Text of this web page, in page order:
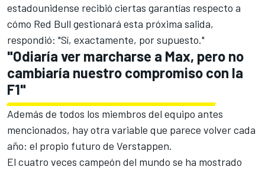
estadounidense recibió ciertas garantías respecto a
cómo Red Bull gestionará esta próxima salida,
respondió: "Sí, exactamente, por supuesto."
"Odiaría ver marcharse a Max, pero no
cambiaría nuestro compromiso con la
F1"
Además de todos los miembros del equipo antes
mencionados, hay otra variable que parece volver cada
año: el propio futuro de Verstappen.
El cuatro veces campeón del mundo se ha mostrado